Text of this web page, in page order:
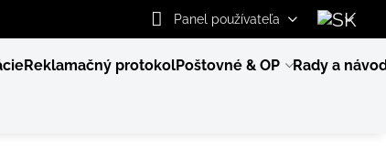
Panel používateľa
Reklamačný protokolPoštovné & OP Rady a